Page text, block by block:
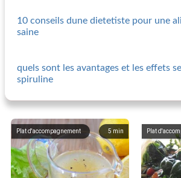
10 conseils dune dietetiste pour une
saine
quels sont les avantages et les effets
spiruline
5 min
Plat d'accompagnement Plat